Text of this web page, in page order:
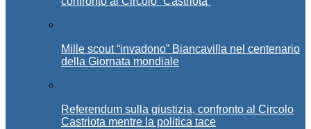
Mille scout “invadono” Biancavilla nel centenario
della Giornata mondiale
Referendum sulla giustizia, confronto al Circolo
Castriota mentre la politica tace